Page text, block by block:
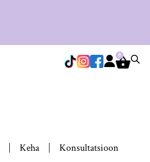
0
Keha Konsultatsioon